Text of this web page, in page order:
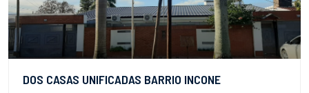
DOS CASAS UNIFICADAS BARRIO INCONE